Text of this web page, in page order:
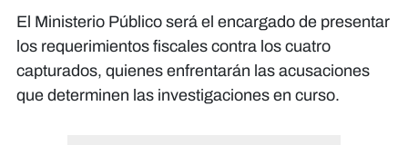
El Ministerio Público será el encargado de presentar
los requerimientos fiscales contra los cuatro
capturados, quienes enfrentarán las acusaciones
que determinen las investigaciones en curso.